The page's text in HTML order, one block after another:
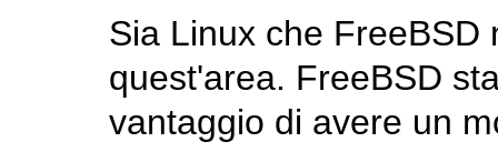
Sia Linux che FreeBSD
quest'area. FreeBSD
vantaggio di avere un